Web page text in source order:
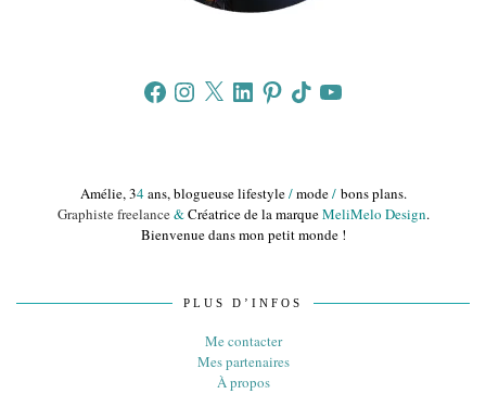
FacebookInstagram
X LinkedInPinterestTikTokYouTube
Amélie, 34ans, blogueuse lifestyle/mode/bons plans.
Graphiste freelance&Créatrice de la marqueMeliMelo Design.
Bienvenue dans mon petit monde !
PLUS D’INFOS
Me contacter
Mes partenaires
À propos